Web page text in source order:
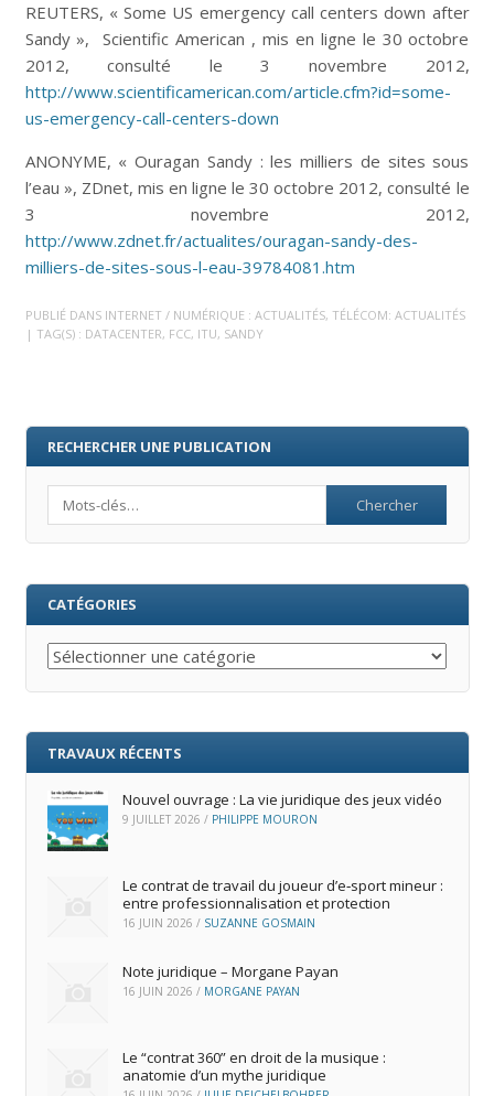
REUTERS, « Some US emergency call centers down after
Sandy », Scientific American , mis en ligne le 30 octobre
2012, consulté le 3 novembre 2012,
http://www.scientificamerican.com/article.cfm?id=some-
us-emergency-call-centers-down
ANONYME, « Ouragan Sandy : les milliers de sites sous
l’eau », ZDnet, mis en ligne le 30 octobre 2012, consulté le
3 novembre 2012,
http://www.zdnet.fr/actualites/ouragan-sandy-des-
milliers-de-sites-sous-l-eau-39784081.htm
PUBLIÉ DANS INTERNET / NUMÉRIQUE : ACTUALITÉS, TÉLÉCOM: ACTUALITÉS
| TAG(S) : DATACENTER, FCC, ITU, SANDY
RECHERCHER UNE PUBLICATION
CATÉGORIES
Catégories
TRAVAUX RÉCENTS
Nouvel ouvrage : La vie juridique des jeux vidéo
9 JUILLET 2026 / PHILIPPE MOURON
Le contrat de travail du joueur d’e‑sport mineur :
entre professionnalisation et protection
16 JUIN 2026 / SUZANNE GOSMAIN
Note juridique – Morgane Payan
16 JUIN 2026 / MORGANE PAYAN
Le “contrat 360” en droit de la musique :
anatomie d’un mythe juridique